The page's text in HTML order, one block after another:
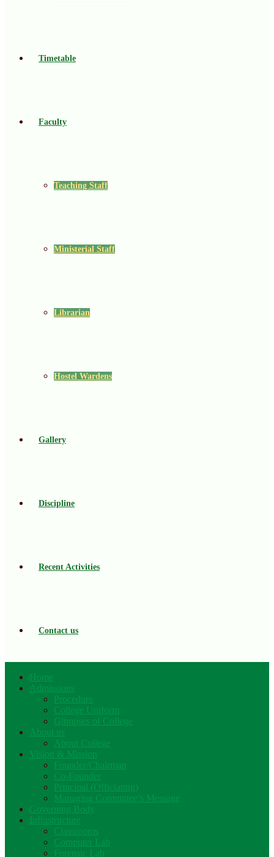
Timetable
Faculty
Teaching Staff
Ministerial Staff
Librarian
Hostel Wardens
Gallery
Discipline
Recent Activities
Contact us
Home
Admissions
Procedure
College Uniform
Glimpses of College
About us
About College
Vision & Mission
Founder/Chairman
Co-Founder
Principal (Officiating)
Managing Committee’s Message
Governing Body
Infrastructure
Classrooms
Computer Lab
Forensic Lab